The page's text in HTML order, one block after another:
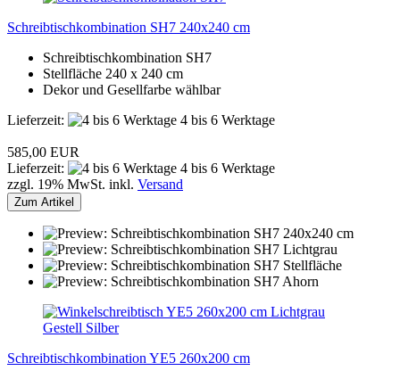
Schreibtischkombination SH7 240x240 cm
Schreibtischkombination SH7
Stellfläche 240 x 240 cm
Dekor und Gesellfarbe wählbar
Lieferzeit:
4 bis 6 Werktage
585,00 EUR
Lieferzeit:
4 bis 6 Werktage
zzgl. 19% MwSt. inkl. Versand
Zum Artikel
Schreibtischkombination YE5 260x200 cm